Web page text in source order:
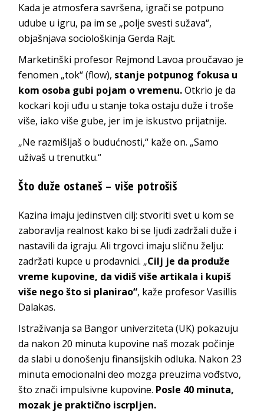
Kada je atmosfera savršena, igrači se potpuno
udube u igru, pa im se „polje svesti sužava“,
objašnjava sociološkinja Gerda Rajt.
Marketinški profesor Rejmond Lavoa proučavao je
fenomen „tok“ (flow), stanje potpunog fokusa u
kom osoba gubi pojam o vremenu.Otkrio je da
kockari koji uđu u stanje toka ostaju duže i troše
više, iako više gube, jer im je iskustvo prijatnije.
„Ne razmišljaš o budućnosti,“ kaže on. „Samo
uživaš u trenutku.“
Što duže ostaneš – više potrošiš
Kazina imaju jedinstven cilj: stvoriti svet u kom se
zaboravlja realnost kako bi se ljudi zadržali duže i
nastavili da igraju. Ali trgovci imaju sličnu želju:
zadržati kupce u prodavnici. „Cilj je da produže
vreme kupovine, da vidiš više artikala i kupiš
više nego što si planirao“, kaže profesor Vasillis
Dalakas.
Istraživanja sa Bangor univerziteta (UK) pokazuju
da nakon 20 minuta kupovine naš mozak počinje
da slabi u donošenju finansijskih odluka. Nakon 23
minuta emocionalni deo mozga preuzima vođstvo,
što znači impulsivne kupovine. Posle 40 minuta,
mozak je praktično iscrpljen.